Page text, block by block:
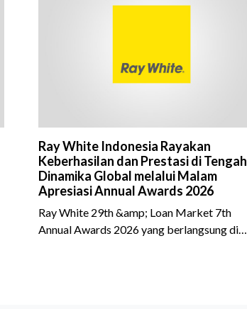
Ray White Indonesia Rayakan
Keberhasilan dan Prestasi di Tengah
Dinamika Global melalui Malam
Apresiasi Annual Awards 2026
Ray White 29th &amp; Loan Market 7th
Annual Awards 2026 yang berlangsung di